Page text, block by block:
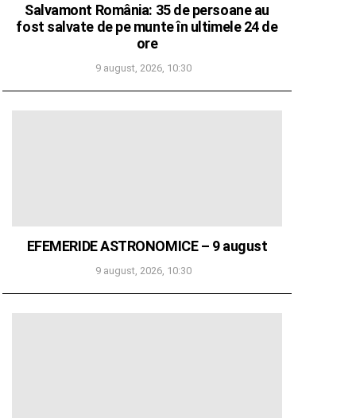
Salvamont România: 35 de persoane au
fost salvate de pe munte în ultimele 24 de
ore
9 august, 2026, 10:30
EFEMERIDE ASTRONOMICE – 9 august
9 august, 2026, 10:30